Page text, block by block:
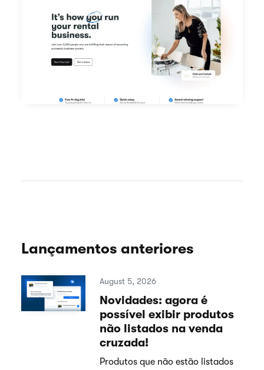
Lançamentos anteriores
August 5, 2026
Novidades: agora é
possível exibir produtos
não listados na venda
cruzada!
Produtos que não estão listados